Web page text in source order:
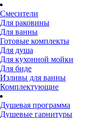
Смесители
Для раковины
Для ванны
Готовые комплекты
Для душа
Для кухонной мойки
Для биде
Изливы для ванны
Комплектующие
Душевая программа
Душевые гарнитуры